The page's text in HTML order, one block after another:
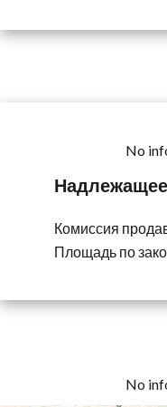
No
Комиссия
Площадь по
No